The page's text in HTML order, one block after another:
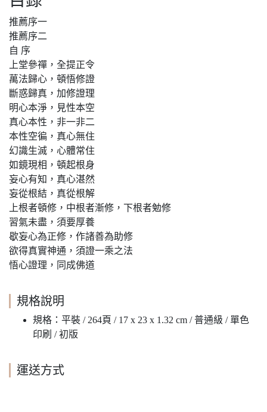
推薦序一
推薦序二
自 序
上堂參禪，全提正令
萬法歸心，頓悟修證
斷惑歸真，加修證理
明心本淨，見性本空
真心本性，非一非二
本性空徧，真心無住
幻識生滅，心體常住
如鏡現相，頓起根身
妄心有知，真心湛然
妄從根結，真從根解
上根者頓修，中根者漸修，下根者勉修
習氣未盡，須要厚養
歇妄心為正修，作諸善為助修
欲得真實神通，須證一乘之法
悟心證理，同成佛道
規格說明
規格：平裝 / 264頁 / 17 x 23 x 1.32 cm / 普通級 / 單色
印刷 / 初版
運送方式